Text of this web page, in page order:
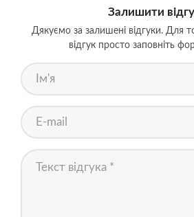
Залишити
Дякуємо за залишені відгуки. Для
відгук просто заповніть